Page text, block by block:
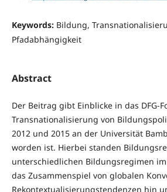
Keywords: Bildung,
Pfadabhängigkeit
Abstract
Der Beitrag gibt Einblicke in das DFG-
Transnationalisierung von
2012 und 2015 an der Universität
worden ist. Hierbei standen
unterschiedlichen Bildungsregimen
das Zusammenspiel von globalen
Rekontextualisierungstendenzen hin